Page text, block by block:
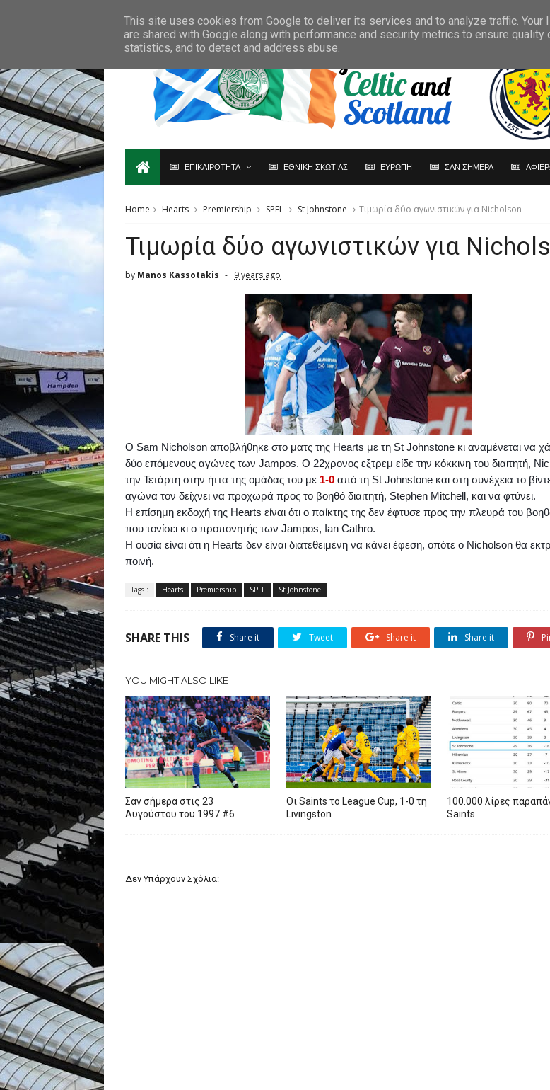
ΕΠΙΚΑΙΡΟΤΗΤΑ ΕΘΝΙΚΗ ΣΚΩΤΙΑΣ ΕΥΡΩΠΗ ΣΑΝ ΣΗΜΕΡΑ
Home Hearts Premiership SPFL St Johnstone Τιμωρία δύο αγωνιστικών για Nicholson
Τιμωρία δύο αγωνιστικών για
by Manos Kassotakis 9 years ago
Ο Sam Nicholson αποβλήθηκε στο ματς της Hearts με τη St Johnstone κι αναμένεται να
δύο επόμενους αγώνες των Jampos. O 22χρονος εξτρεμ είδε την κόκκινη του διαιτητή,
την Τετάρτη στην ήττα της ομάδας του με 1-0 από τη St Johnstone και στη συνέχεια το
αγώνα τον δείχνει να προχωρά προς το βοηθό διαιτητή, Stephen Mitchell, και να φτύνει.
Η επίσημη εκδοχή της Hearts είναι ότι ο παίκτης της δεν έφτυσε προς την πλευρά του
που τονίσει κι ο προπονητής των Jampos, Ian Cathro.
H oυσία είναι ότι η Hearts δεν είναι διατεθειμένη να κάνει έφεση, οπότε ο Nicholson θα
ποινή.
Tags : Hearts Premiership SPFL St Johnstone
SHARE THIS Share it Tweet Share it Share it
YOU MIGHT ALSO LIKE
Σαν σήμερα στις 23
Αυγούστου του 1997 #6
Oι Saints το League Cup, 1-0 τη
Livingston
100.000 λίρες
Saints
Δεν Υπάρχουν Σχόλια:
This site uses cookies from Google to deliver its services and to analyze traffic. Your
are shared with Google along with performance and security metrics to ensure quality
statistics, and to detect and address abuse.